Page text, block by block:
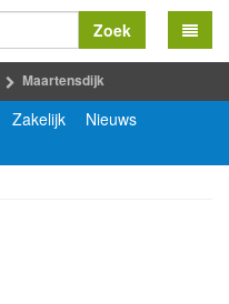
Zoek
Maartensdijk
Zakelijk
Nieuws